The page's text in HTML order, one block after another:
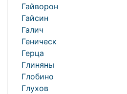
Гайворон
Гайсин
Галич
Геническ
Герца
Глиняны
Глобино
Глухов